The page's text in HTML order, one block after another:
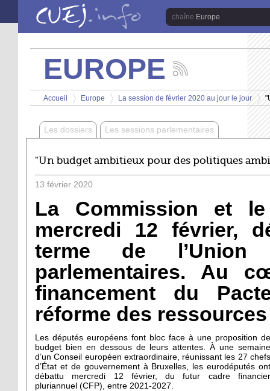
Aller au contenu principal
Europe
EUROPE
les
actualités
de
chaîne
Europe
Vous êtes ici
Accueil
>
Europe
>
La session de février 2020 au jour le jour
>
Les dossiers Les sessions parlementaires
"Un budget ambitieux pour des politiques
13 février 2020
La Commission et
mercredi 12 février,
terme de l’Union
parlementaires. Au
financement du
réforme des
Les députés européens font bloc face à une proposition de
budget bien en dessous de leurs attentes. À une semaine
d’un Conseil européen extraordinaire, réunissant les 27 chefs
d’État et de gouvernement à Bruxelles, les eurodéputés ont
débattu mercredi 12 février, du futur cadre financier
pluriannuel (CFP), entre 2021-2027.